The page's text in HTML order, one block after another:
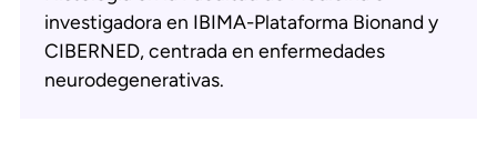
investigadora en IBIMA-Plataforma Bionand y
CIBERNED, centrada en enfermedades
neurodegenerativas.